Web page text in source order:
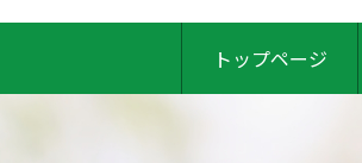
トップページ